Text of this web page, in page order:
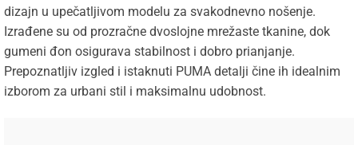
dizajn u upečatljivom modelu za svakodnevno nošenje.
Izrađene su od prozračne dvoslojne mrežaste tkanine, dok
gumeni đon osigurava stabilnost i dobro prianjanje.
Prepoznatljiv izgled i istaknuti PUMA detalji čine ih idealnim
izborom za urbani stil i maksimalnu udobnost.